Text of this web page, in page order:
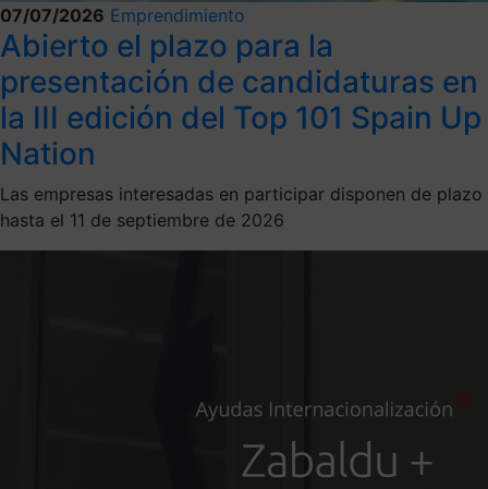
07/07/2026 Emprendimiento
Abierto el plazo para la
presentación de candidaturas en
la III edición del Top 101 Spain Up
Nation
Las empresas interesadas en participar disponen de plazo
hasta el 11 de septiembre de 2026